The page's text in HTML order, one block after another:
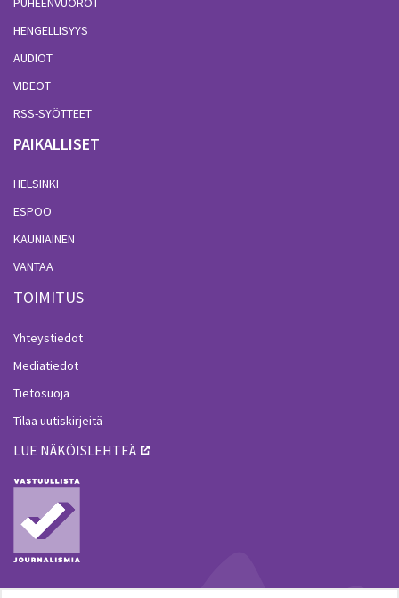
HENGELLISYYS
AUDIOT
VIDEOT
RSS-SYÖTTEET
PAIKALLISET
HELSINKI
ESPOO
KAUNIAINEN
VANTAA
TOIMITUS
Yhteystiedot
Mediatiedot
Tietosuoja
Tilaa uutiskirjeitä
LUE NÄKÖISLEHTEÄ